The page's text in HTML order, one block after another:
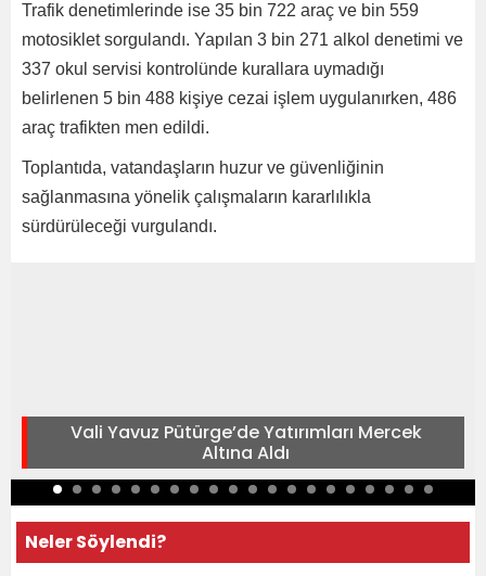
Trafik denetimlerinde ise 35 bin 722 araç ve bin 559
motosiklet sorgulandı. Yapılan 3 bin 271 alkol denetimi ve
337 okul servisi kontrolünde kurallara uymadığı
belirlenen 5 bin 488 kişiye cezai işlem uygulanırken, 486
araç trafikten men edildi.
Toplantıda, vatandaşların huzur ve güvenliğinin
sağlanmasına yönelik çalışmaların kararlılıkla
sürdürüleceği vurgulandı.
Vali Yavuz Pütürge’de Yatırımları Mercek
Altına Aldı
Neler Söylendi?